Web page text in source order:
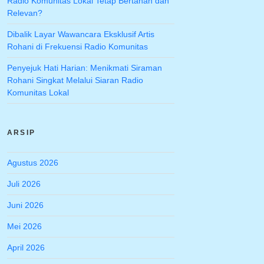
Relevan?
Dibalik Layar Wawancara Eksklusif Artis
Rohani di Frekuensi Radio Komunitas
Penyejuk Hati Harian: Menikmati Siraman
Rohani Singkat Melalui Siaran Radio
Komunitas Lokal
ARSIP
Agustus 2026
Juli 2026
Juni 2026
Mei 2026
April 2026